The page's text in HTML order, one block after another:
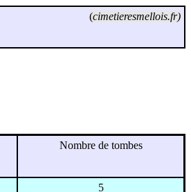
(cimetieresmellois.fr)
Nombre de tombes
5